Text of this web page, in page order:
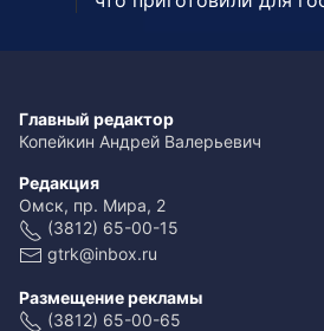
Главный редактор
Копейкин Андрей Валерьевич
Редакция
Омск, пр. Мира, 2
(3812) 65-00-15
gtrk@inbox.ru
Размещение рекламы
(3812) 65-00-65